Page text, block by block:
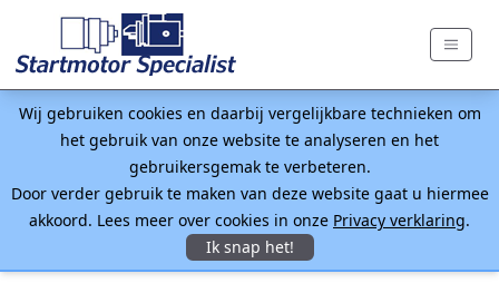
Wij gebruiken cookies en daarbij vergelijkbare technieken om
het gebruik van onze website te analyseren en het
gebruikersgemak te verbeteren.
Door verder gebruik te maken van deze website gaat u hiermee
akkoord. Lees meer over cookies in onze Privacy verklaring.
Ik snap het!